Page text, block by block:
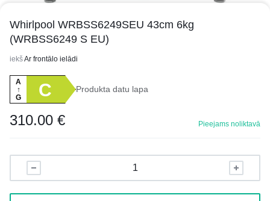
Whirlpool WRBSS6249SEU 43cm 6kg
(WRBSS6249 S EU)
iekšAr frontālo ielādi
A
↑
G
C Produkta datu lapa
310.00 € Pieejams noliktavā